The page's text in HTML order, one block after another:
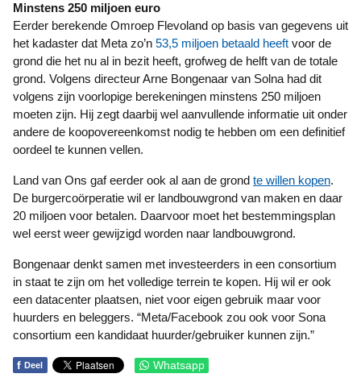
Minstens 250 miljoen euro
Eerder berekende Omroep Flevoland op basis van gegevens uit
het kadaster dat Meta zo’n 53,5 miljoen betaald heeft voor de
grond die het nu al in bezit heeft, grofweg de helft van de totale
grond. Volgens directeur Arne Bongenaar van Solna had dit
volgens zijn voorlopige berekeningen minstens 250 miljoen
moeten zijn. Hij zegt daarbij wel aanvullende informatie uit onder
andere de koopovereenkomst nodig te hebben om een definitief
oordeel te kunnen vellen.
Land van Ons gaf eerder ook al aan de grond te willen kopen.
De burgercoörperatie wil er landbouwgrond van maken en daar
20 miljoen voor betalen. Daarvoor moet het bestemmingsplan
wel eerst weer gewijzigd worden naar landbouwgrond.
Bongenaar denkt samen met investeerders in een consortium
in staat te zijn om het volledige terrein te kopen. Hij wil er ook
een datacenter plaatsen, niet voor eigen gebruik maar voor
huurders en beleggers. “Meta/Facebook zou ook voor Sona
consortium een kandidaat huurder/gebruiker kunnen zijn.”
f Deel Whatsapp